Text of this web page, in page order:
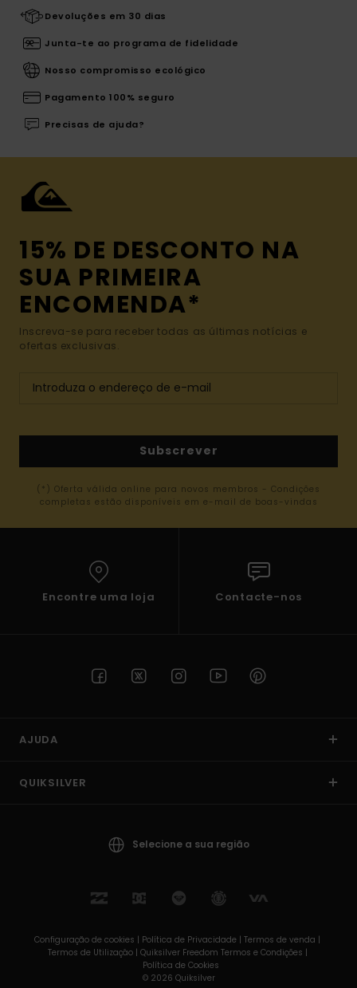
Devoluções em 30 dias
Junta-te ao programa de fidelidade
Nosso compromisso ecológico
Pagamento 100% seguro
Precisas de ajuda?
15% DE DESCONTO NA
SUA PRIMEIRA
ENCOMENDA*
Inscreva-se para receber todas as últimas notícias e
ofertas exclusivas.
Subscrever
(*) Oferta válida online para novos membros - Condições
completas estão disponíveis em e-mail de boas-vindas
Encontre uma loja Contacte-nos
AJUDA
QUIKSILVER
Selecione a sua região
Configuração de cookies | Política de Privacidade | Termos de venda |
Termos de Utilizaçâo | Quiksilver Freedom Termos e Condições |
Política de Cookies
© 2026 Quiksilver